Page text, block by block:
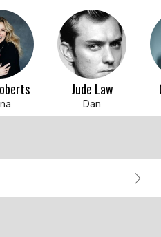
Jude Law
Dan